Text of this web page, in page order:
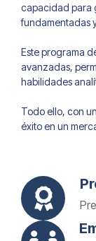
capacidad para
fundamentadas
Este programa
avanzadas,
habilidades
Todo ello, con
éxito en un